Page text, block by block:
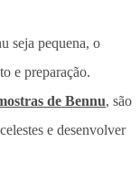
seja pequena, o
e preparação.
de Bennu, são
e desenvolver